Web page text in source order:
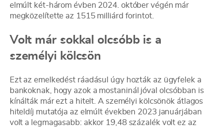
elmúlt két-három évben 2024. október végén már
megközelítette az 1515 milliárd forintot.
Volt már sokkal olcsóbb is a
személyi kölcsön
Ezt az emelkedést ráadásul úgy hozták az ügyfelek a
bankoknak, hogy azok a mostaninál jóval olcsóbban is
kínálták már ezt a hitelt. A személyi kölcsönök átlagos
hiteldíj mutatója az elmúlt években 2023 januárjában
volt a legmagasabb: akkor 19,48 százalék volt ez az